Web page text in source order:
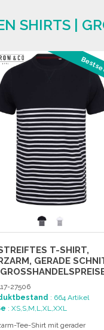
SHIRTS |
T-SHIRT,
GERADE
17-27506
: 664 Artikel
: XS,S,M,L,XL,XXL
Tee-Shirt mit gerader